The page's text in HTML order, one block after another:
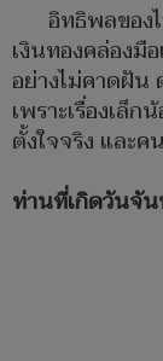
อิทธิพลของ
เงินทองคล่องมื
อย่างไม่คาดฝั
เพราะเรื่องเล็
ตั้งใจจริง และ
ท่านที่เกิดวันจั